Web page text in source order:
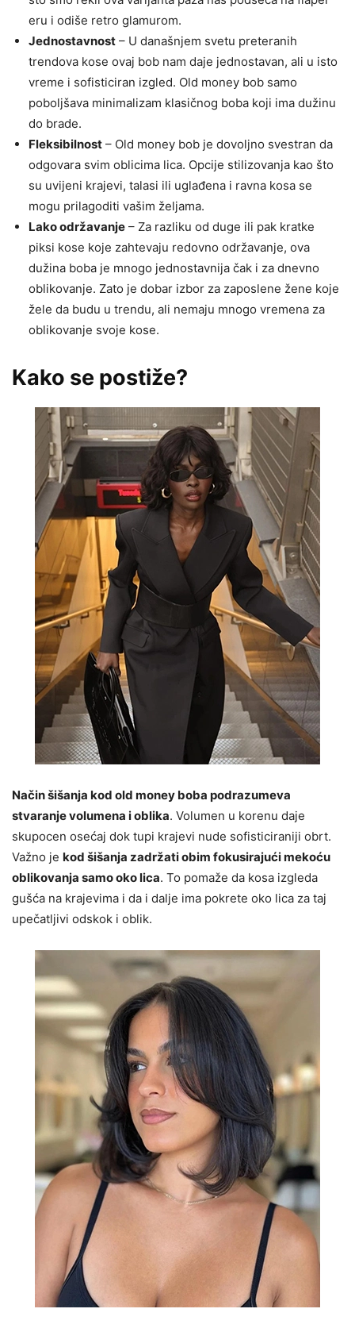
eru i odiše retro glamurom.
Jednostavnost – U današnjem svetu preteranih
trendova kose ovaj bob nam daje jednostavan, ali u isto
vreme i sofisticiran izgled. Old money bob samo
poboljšava minimalizam klasičnog boba koji ima dužinu
do brade.
Fleksibilnost – Old money bob je dovoljno svestran da
odgovara svim oblicima lica. Opcije stilizovanja kao što
su uvijeni krajevi, talasi ili uglađena i ravna kosa se
mogu prilagoditi vašim željama.
Lako održavanje – Za razliku od duge ili pak kratke
piksi kose koje zahtevaju redovno održavanje, ova
dužina boba je mnogo jednostavnija čak i za dnevno
oblikovanje. Zato je dobar izbor za zaposlene žene koje
žele da budu u trendu, ali nemaju mnogo vremena za
oblikovanje svoje kose.
Kako se postiže?
Način šišanja kod old money boba podrazumeva
stvaranje volumena i oblika. Volumen u korenu daje
skupocen osećaj dok tupi krajevi nude sofisticiraniji obrt.
Važno je kod šišanja zadržati obim fokusirajući mekoću
oblikovanja samo oko lica. To pomaže da kosa izgleda
gušća na krajevima i da i dalje ima pokrete oko lica za taj
upečatljivi odskok i oblik.